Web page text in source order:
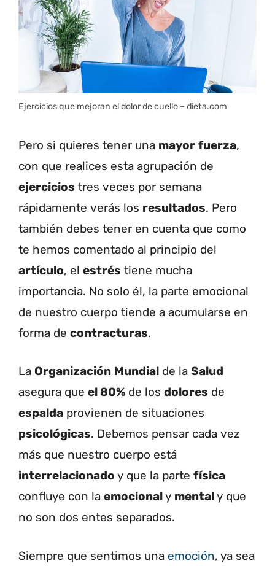
Ejercicios que mejoran el dolor de cuello – dieta.com
Pero si quieres tener una mayor fuerza,
con que realices esta agrupación de
ejercicios tres veces por semana
rápidamente verás los resultados. Pero
también debes tener en cuenta que como
te hemos comentado al principio del
artículo, el estrés tiene mucha
importancia. No solo él, la parte emocional
de nuestro cuerpo tiende a acumularse en
forma de contracturas.
La Organización Mundial de la Salud
asegura que el 80% de los dolores de
espalda provienen de situaciones
psicológicas. Debemos pensar cada vez
más que nuestro cuerpo está
interrelacionado y que la parte física
confluye con la emocionaly mentaly que
no son dos entes separados.
Siempre que sentimos una emoción, ya sea